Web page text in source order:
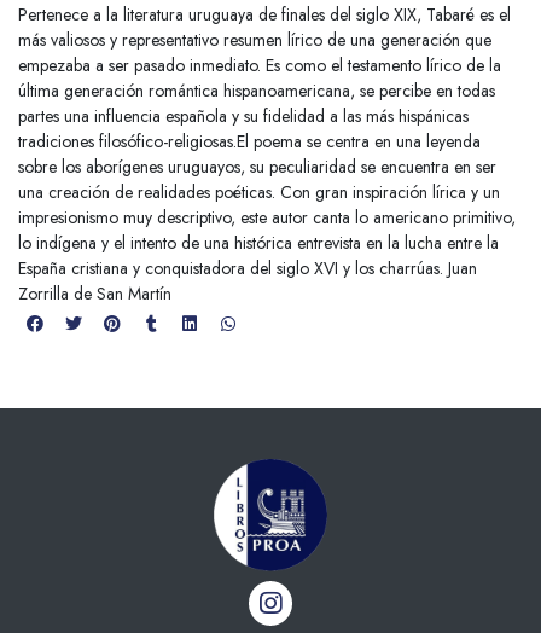
Pertenece a la literatura uruguaya de finales del siglo XIX, Tabaré es el
más valiosos y representativo resumen lírico de una generación que
empezaba a ser pasado inmediato. Es como el testamento lírico de la
última generación romántica hispanoamericana, se percibe en todas
partes una influencia española y su fidelidad a las más hispánicas
tradiciones filosófico-religiosas.El poema se centra en una leyenda
sobre los aborígenes uruguayos, su peculiaridad se encuentra en ser
una creación de realidades poéticas. Con gran inspiración lírica y un
impresionismo muy descriptivo, este autor canta lo americano primitivo,
lo indígena y el intento de una histórica entrevista en la lucha entre la
España cristiana y conquistadora del siglo XVI y los charrúas. Juan
Zorrilla de San Martín